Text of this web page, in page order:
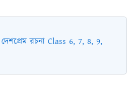
দেশপ্রেম রচনা Class 6, 7, 8, 9,